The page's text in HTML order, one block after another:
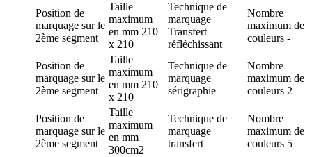
Position de
marquage sur le
2ème segment
Taille
maximum
en mm 210
x 210
Technique de
marquage
Transfert
réfléchissant
Nombre
maximum de
couleurs -
Position de
marquage sur le
2ème segment
Taille
maximum
en mm 210
x 210
Technique de
marquage
sérigraphie
Nombre
maximum de
couleurs 2
Position de
marquage sur le
2ème segment
Taille
maximum
en mm
300cm2
Technique de
marquage
transfert
Nombre
maximum de
couleurs 5